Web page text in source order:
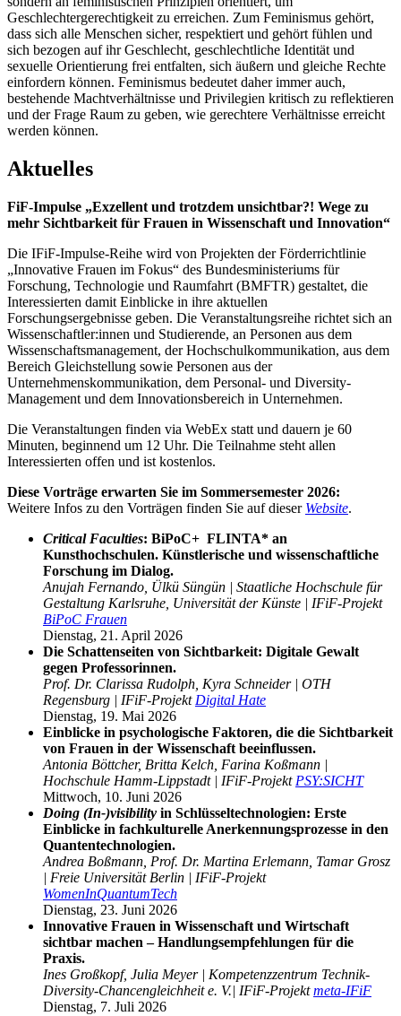
Geschlechtergerechtigkeit zu erreichen. Zum Feminismus gehört,
dass sich alle Menschen sicher, respektiert und gehört fühlen und
sich bezogen auf ihr Geschlecht, geschlechtliche Identität und
sexuelle Orientierung frei entfalten, sich äußern und gleiche Rechte
einfordern können. Feminismus bedeutet daher immer auch,
bestehende Machtverhältnisse und Privilegien kritisch zu reflektieren
und der Frage Raum zu geben, wie gerechtere Verhältnisse erreicht
werden können.
Aktuelles
FiF-Impulse „Exzellent und trotzdem unsichtbar?! Wege zu
mehr Sichtbarkeit für Frauen in Wissenschaft und Innovation“
Die IFiF-Impulse-Reihe wird von Projekten der Förderrichtlinie
„Innovative Frauen im Fokus“ des Bundesministeriums für
Forschung, Technologie und Raumfahrt (BMFTR) gestaltet, die
Interessierten damit Einblicke in ihre aktuellen
Forschungsergebnisse geben. Die Veranstaltungsreihe richtet sich an
Wissenschaftler:innen und Studierende, an Personen aus dem
Wissenschaftsmanagement, der Hochschulkommunikation, aus dem
Bereich Gleichstellung sowie Personen aus der
Unternehmenskommunikation, dem Personal- und Diversity-
Management und dem Innovationsbereich in Unternehmen.
Die Veranstaltungen finden via WebEx statt und dauern je 60
Minuten, beginnend um 12 Uhr. Die Teilnahme steht allen
Interessierten offen und ist kostenlos.
Diese Vorträge erwarten Sie im Sommersemester 2026:
Weitere Infos zu den Vorträgen finden Sie auf dieser Website.
Critical Faculties: BiPoC+ FLINTA* an
Kunsthochschulen. Künstlerische und wissenschaftliche
Forschung im Dialog.
Anujah Fernando, Ülkü Süngün | Staatliche Hochschule für
Gestaltung Karlsruhe, Universität der Künste | IFiF-Projekt
BiPoC Frauen
Dienstag, 21. April 2026
Die Schattenseiten von Sichtbarkeit: Digitale Gewalt
gegen Professorinnen.
Prof. Dr. Clarissa Rudolph, Kyra Schneider | OTH
Regensburg | IFiF-Projekt Digital Hate
Dienstag, 19. Mai 2026
Einblicke in psychologische Faktoren, die die Sichtbarkeit
von Frauen in der Wissenschaft beeinflussen.
Antonia Böttcher, Britta Kelch, Farina Koßmann |
Hochschule Hamm-Lippstadt | IFiF-Projekt PSY:SICHT
Mittwoch, 10. Juni 2026
Doing (In-)visibility in Schlüsseltechnologien: Erste
Einblicke in fachkulturelle Anerkennungsprozesse in den
Quantentechnologien.
Andrea Boßmann, Prof. Dr. Martina Erlemann, Tamar Grosz
| Freie Universität Berlin | IFiF-Projekt
WomenInQuantumTech
Dienstag, 23. Juni 2026
Innovative Frauen in Wissenschaft und Wirtschaft
sichtbar machen – Handlungsempfehlungen für die
Praxis.
Ines Großkopf, Julia Meyer | Kompetenzzentrum Technik-
Diversity-Chancengleichheit e. V.| IFiF-Projektmeta-IFiF
Dienstag, 7. Juli 2026